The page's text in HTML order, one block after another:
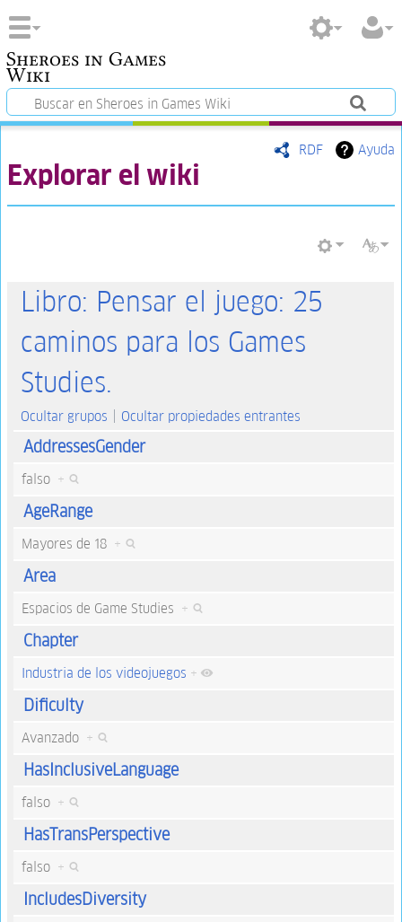
Sheroes in Games
Wiki
RDF Ayuda
Explorar el wiki
Libro: Pensar el juego: 25
caminos para los Games
Studies.
Ocultar grupos Ocultar propiedades entrantes
AddressesGender
falso +
AgeRange
Mayores de 18 +
Area
Espacios de Game Studies +
Chapter
Industria de los videojuegos +
Dificulty
Avanzado +
HasInclusiveLanguage
falso +
HasTransPerspective
falso +
IncludesDiversity